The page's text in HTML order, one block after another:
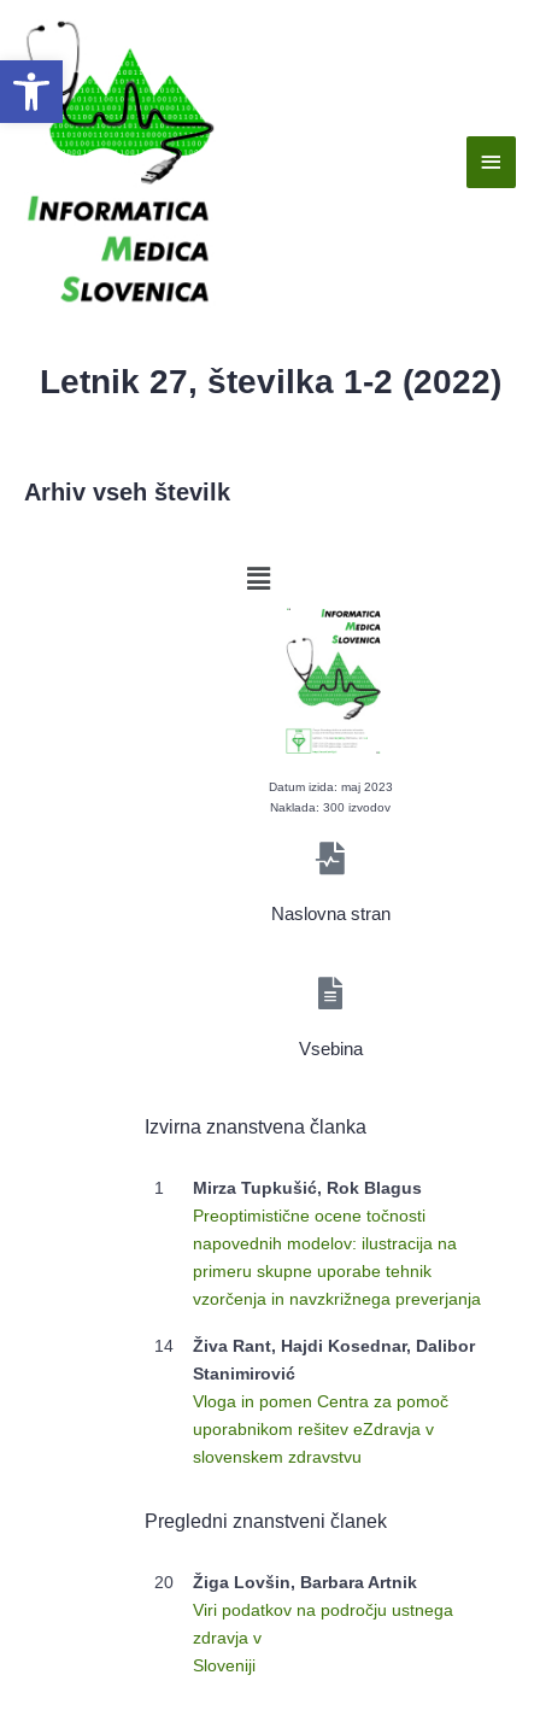
Open toolbar
Letnik 27, številka 1-2 (2022)
Arhiv vseh številk
Datum izida: maj 2023
Naklada: 300 izvodov
Naslovna stran
Vsebina
Izvirna znanstvena članka
1
Mirza Tupkušić, Rok Blagus
Preoptimistične ocene točnosti
napovednih modelov: ilustracija na
primeru skupne uporabe tehnik
vzorčenja in navzkrižnega preverjanja
14
Živa Rant, Hajdi Kosednar, Dalibor
Stanimirović
Vloga in pomen Centra za pomoč
uporabnikom rešitev eZdravja v
slovenskem zdravstvu
Pregledni znanstveni članek
20
Žiga Lovšin, Barbara Artnik
Viri podatkov na področju ustnega
zdravja v
Sloveniji